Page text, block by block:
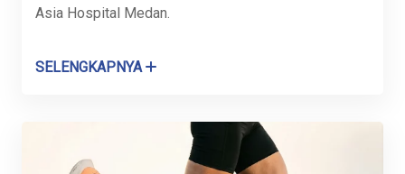
Asia Hospital Medan.
SELENGKAPNYA